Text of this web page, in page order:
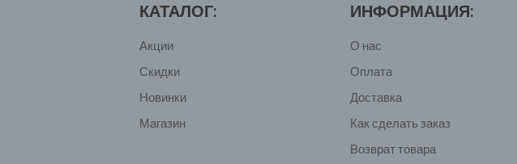
КАТАЛОГ:
Акции
Скидки
Новинки
Магазин
ИНФОРМАЦИЯ:
О нас
Оплата
Доставка
Как сделать заказ
Возврат товара